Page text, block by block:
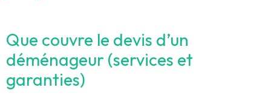
Que couvre le devis d’un
déménageur (services et
garanties)